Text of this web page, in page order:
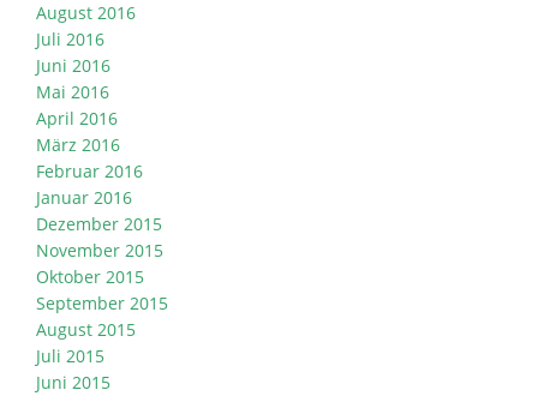
August 2016
Juli 2016
Juni 2016
Mai 2016
April 2016
März 2016
Februar 2016
Januar 2016
Dezember 2015
November 2015
Oktober 2015
September 2015
August 2015
Juli 2015
Juni 2015